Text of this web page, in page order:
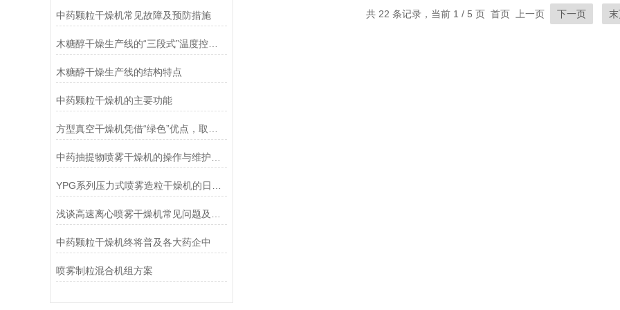
中药颗粒干燥机常见故障及预防措施
木糖醇干燥生产线的“三段式”温度控制逻辑
木糖醇干燥生产线的结构特点
中药颗粒干燥机的主要功能
中药颗粒干燥机终将普及各大药企中
喷雾制粒混合机组方案
共 22 条记录，当前 1 / 5 页 首页 上一页 下一页